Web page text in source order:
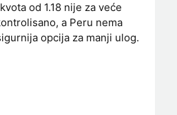
od 1.18 nije za veće
a Peru nema
opcija za manji ulog.